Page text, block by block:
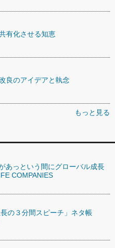
有化させる知恵
良のアイデアと執念
もっと見る
あっという間にグローバル成長
COMPANIES
の３分間スピーチ」ネタ帳